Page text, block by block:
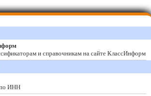
и справочникам на сайте КлассИнформ
ИНН